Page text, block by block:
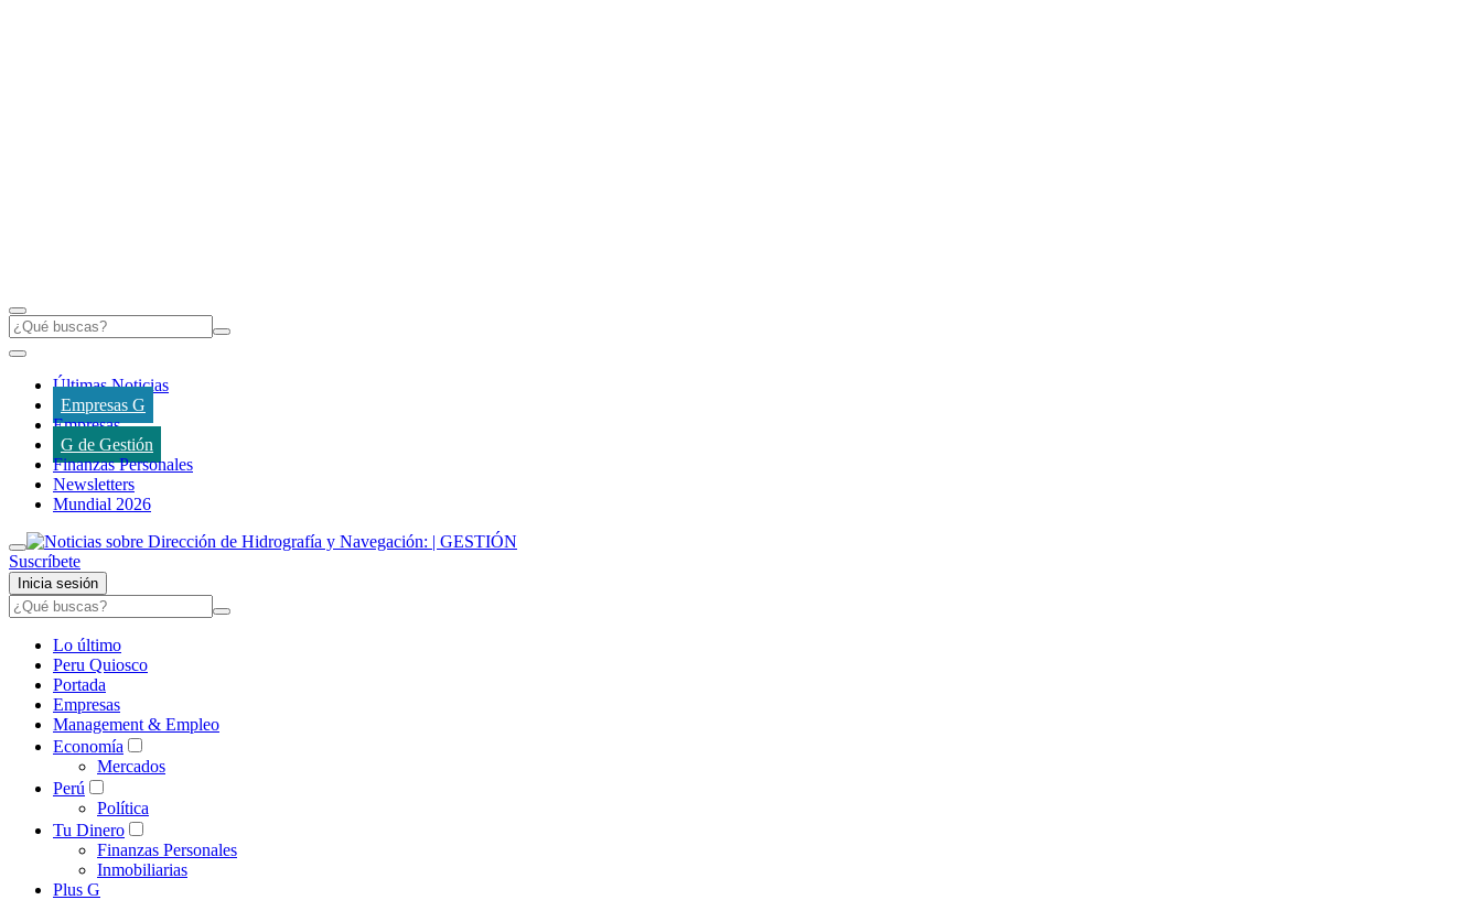
Últimas Noticias
Empresas G
Empresas
G de Gestión
Finanzas Personales
Newsletters
Mundial 2026
Suscríbete
Inicia sesión
Lo último
Peru Quiosco
Portada
Empresas
Management & Empleo
Economía
Mercados
Perú
Política
Tu Dinero
Finanzas Personales
Inmobiliarias
Plus G